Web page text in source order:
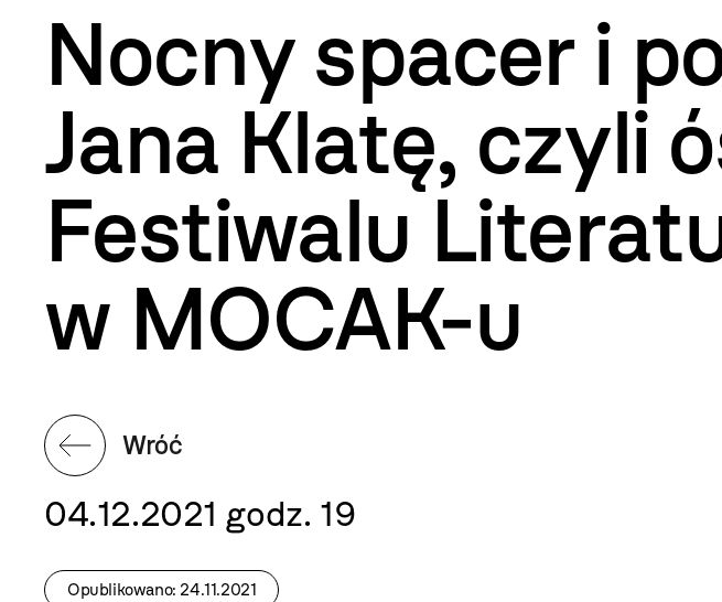
Nocny spacer i
Jana Klatę, czyli
Festiwalu
w MOCAK-u
Wróć
04.12.2021 godz. 19
Opublikowano: 24.11.2021